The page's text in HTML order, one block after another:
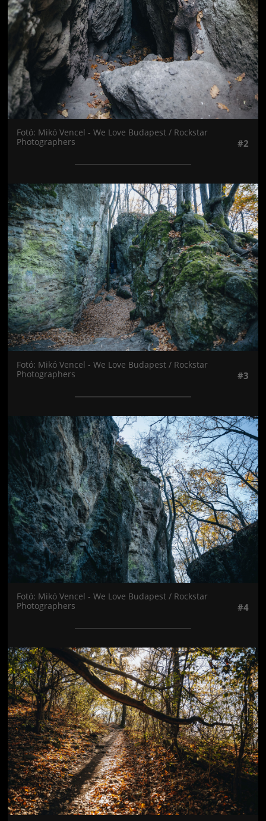
Fotó: Mikó Vencel - We Love Budapest / Rockstar
Photographers
#2
Jön még kép!
Fotó: Mikó Vencel - We Love Budapest / Rockstar
Photographers
#3
Jön még kép!
Fotó: Mikó Vencel - We Love Budapest / Rockstar
Photographers
#4
Jön még kép!